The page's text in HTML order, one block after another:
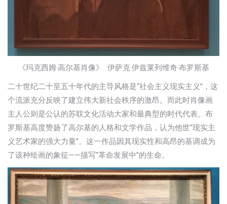
《玛克西姆·高尔基肖像》 伊萨克·伊兹莱列维奇·布罗斯基
二十世纪二十至五十年代的主导风格是“社会主义现实主义”，这
个流派充分反映了建立伟大新社会秩序的激昂。而此时肖像画
主人公则是公认的苏联文化活动大家和最典型的时代代表。布
罗斯基高度赞扬了高尔基的人格和文学作品，认为他世“现实主
义艺术家的强大力量”。这一作品因其现实性和高昂的基调成为
了该种绘画的象征——描写“革命发展中”的生命。